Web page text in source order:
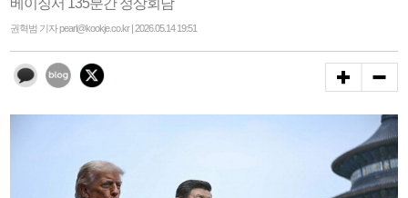
권혁범 기자 pearl@kookje.co.kr | 2026.05.14 19:51